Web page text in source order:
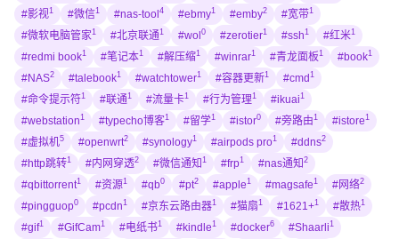
#影视1 #微信1 #nas-tool 4 #ebmy1 #emby2 #宽带 1
#微软电脑管家1 #北京联通1 #wol 0 #zerotier1 #ssh 1 #红米1
#redmi book1 #笔记本1 #解压缩1 #winrar1 #青龙面板 1 #book1
#NAS2 #talebook1 #watchtower1 #容器更新1 #cmd 1
#命令提示符1 #联通1 #流量卡1 #行为管理1 #ikuai 1
#webstation 1 #typecho博客1 #留学1 #istor0 #旁路由 1 #istore 1
#虚拟机5 #openwrt2 #synology1 #airpods pro1 #ddns2
#http跳转1 #内网穿透2 #微信通知 1 #frp1 #nas通知 2
#qbittorrent1 #资源1 #qb0 #pt2 #apple 1 #magsafe 1 #网络2
#pingguop0 #pcdn 1 #京东云路由器1 #猫扇 1 #1621+1 #散热1
#gif1 #GifCam1 #电纸书1 #kindle 1 #docker6 #Shaarli 1